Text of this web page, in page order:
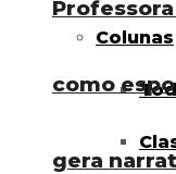
Colunas
como
gera